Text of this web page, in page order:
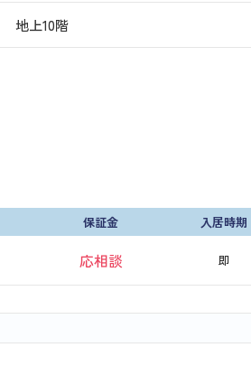
地上10階
保証金 入居時期
応相談 即